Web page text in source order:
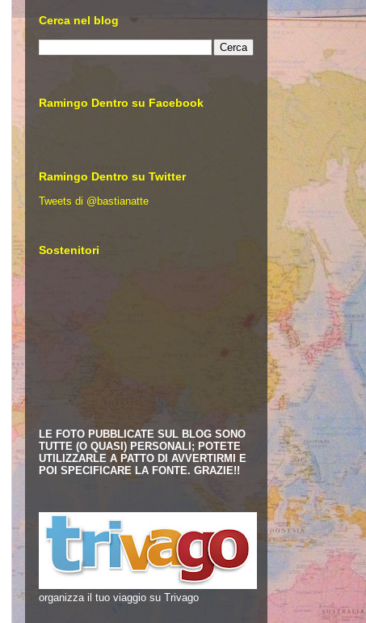
Cerca nel blog
Ramingo Dentro su Facebook
Ramingo Dentro su Twitter
Tweets di @bastianatte
Sostenitori
LE FOTO PUBBLICATE SUL BLOG SONO
TUTTE (O QUASI) PERSONALI; POTETE
UTILIZZARLE A PATTO DI AVVERTIRMI E
POI SPECIFICARE LA FONTE. GRAZIE!!
organizza il tuo viaggio su Trivago